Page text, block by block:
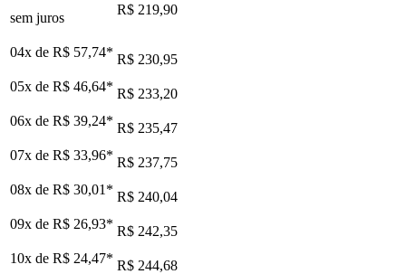
sem juros
R$ 219,90
04x de R$ 57,74* R$ 230,95
05x de R$ 46,64* R$ 233,20
06x de R$ 39,24* R$ 235,47
07x de R$ 33,96* R$ 237,75
08x de R$ 30,01 * R$ 240,04
09x de R$ 26,93* R$ 242,35
10x de R$ 24,47* R$ 244,68